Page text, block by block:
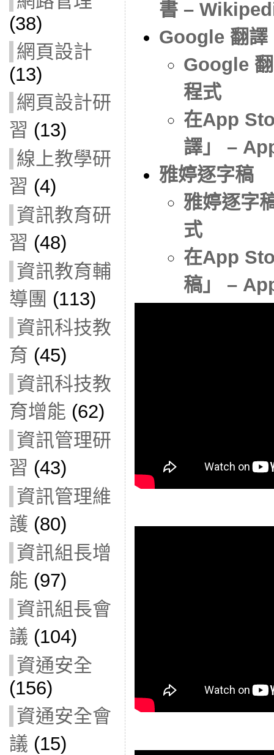
(38)
網頁設計
(13)
網頁設計研
習 (13)
線上教學研
習 (4)
資訊教育研
習 (48)
資訊教育輔
導團 (113)
資訊科技教
育 (45)
資訊科技教
育增能 (62)
資訊管理研
習 (43)
資訊管理維
護 (80)
資訊組長增
能 (97)
資訊組長會
議 (104)
資通安全
(156)
資通安全會
議 (15)
書 –
Google 翻譯
Google
程式
在App
譯」 –
雅婷逐字稿
雅婷逐字
式
在App
稿」 –